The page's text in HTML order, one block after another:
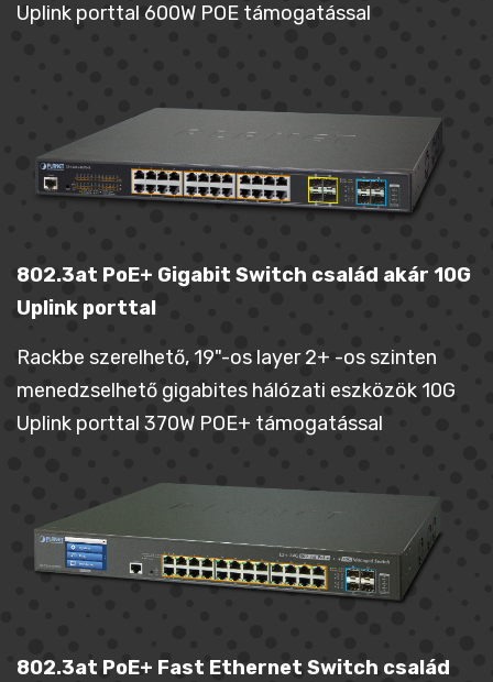
Uplink porttal 600W POE támogatással
802.3at PoE+ Gigabit Switch család akár 10G
Uplink porttal
Rackbe szerelhető, 19"-os layer 2+ -os szinten
menedzselhető gigabites hálózati eszközök 10G
Uplink porttal 370W POE+ támogatással
802.3at PoE+ Fast Ethernet Switch család